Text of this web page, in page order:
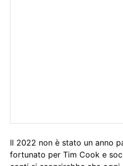
Il 2022 non è stato un anno
fortunato per Tim Cook e